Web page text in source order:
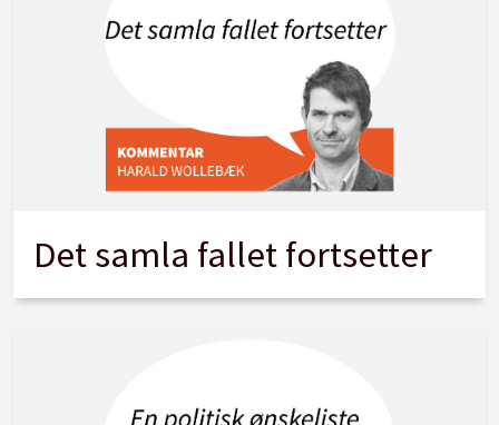
Det samla fallet fortsetter